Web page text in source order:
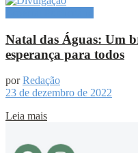
Natal das Águas: Um
esperança para todos
por Redação
23 de dezembro de 2022
Leia mais